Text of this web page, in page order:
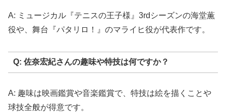
A: ミュージカル『テニスの王子様』3rdシーズンの海堂薫
役や、舞台『パタリロ！』のマライヒ役が代表作です。
Q: 佐奈宏紀さんの趣味や特技は何ですか？
A: 趣味は映画鑑賞や音楽鑑賞で、特技は絵を描くことや
球技全般が得意です。